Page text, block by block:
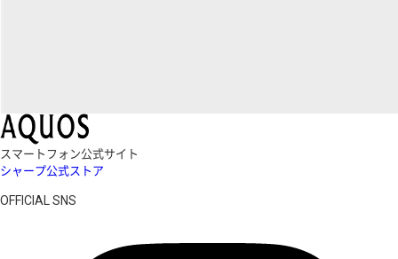
スマートフォン公式サイト
シャープ公式ストア
OFFICIAL SNS